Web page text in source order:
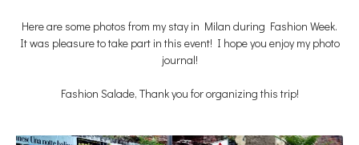
Here are some photos from my stay in Milan during Fashion Week.
It was pleasure to take part in this event! I hope you enjoy my photo
journal!
Fashion Salade, Thank you for organizing this trip!